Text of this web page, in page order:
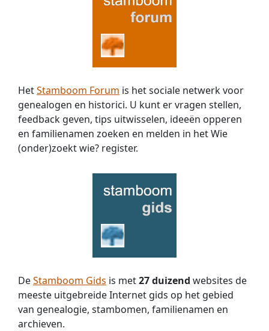
HetStamboom Forum is het sociale netwerk voor
genealogen en historici. U kunt er vragen stellen,
feedback geven, tips uitwisselen, ideeën opperen
en familienamen zoeken en melden in het Wie
(onder)zoekt wie? register.
DeStamboom Gids is met27 duizend websites de
meeste uitgebreide Internet gids op het gebied
van genealogie, stambomen, familienamen en
archieven.